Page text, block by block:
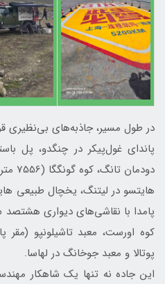
در طول مسیر، جاذبه‌های بی‌نظیری
پاندای غول‌پیکر در چنگدو، پل
هایتسو در لیتنگ، یخچال طبیعی
پامدا با نقاشی‌های دیواری هشتصد
کوه اورست، معبد تاشیلونپو (مقر
پوتالا و معبد جوخانگ در لهاسا.
این جاده نه تنها یک شاهکار